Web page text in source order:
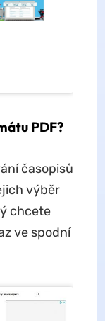
PDF?
časopisů
výběr
chcete
ve spodní